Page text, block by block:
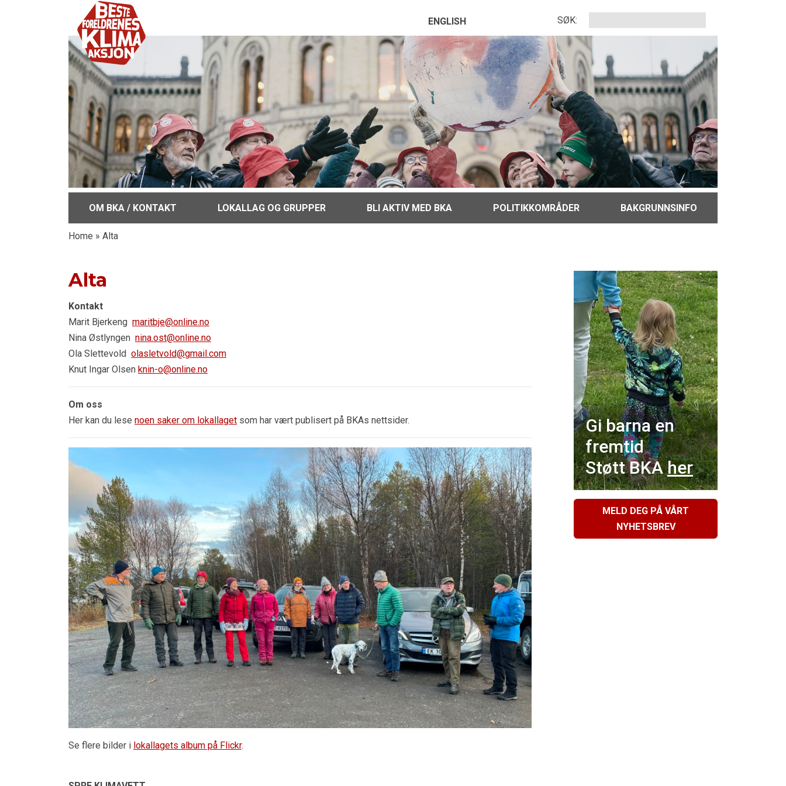
ENGLISH SØK:
OM BKA / KONTAKT LOKALLAG OG GRUPPER BLI AKTIV MED BKA POLITIKKOMRÅDER BAKGRUNNSINFO
Home » Alta
Alta
Kontakt
Marit Bjerkeng maritbje@online.no
Nina Østlyngen nina.ost@online.no
Ola Slettevold olasletvold@gmail.com
Knut Ingar Olsen knin-o@online.no
Om oss
Her kan du lese noen saker om lokallaget som har vært publisert på BKAs nettsider.
Se flere bilder i lokallagets album på Flickr.
Gi barna en
fremtid
Støtt BKAher
MELD DEG PÅ VÅRT
NYHETSBREV